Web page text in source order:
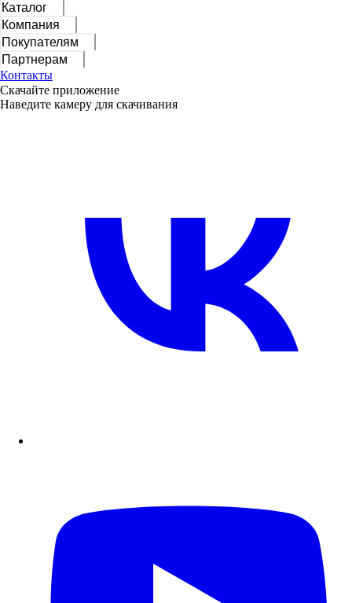
Каталог
Компания
Покупателям
Партнерам
Контакты
Скачайте приложение
Наведите камеру для скачивания